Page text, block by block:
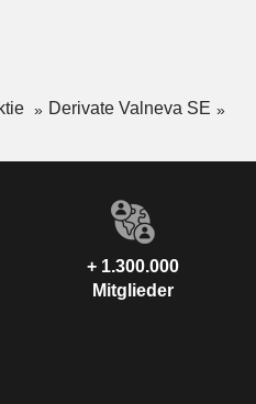
Derivate Valneva SE
+ 1.300.000
Mitglieder